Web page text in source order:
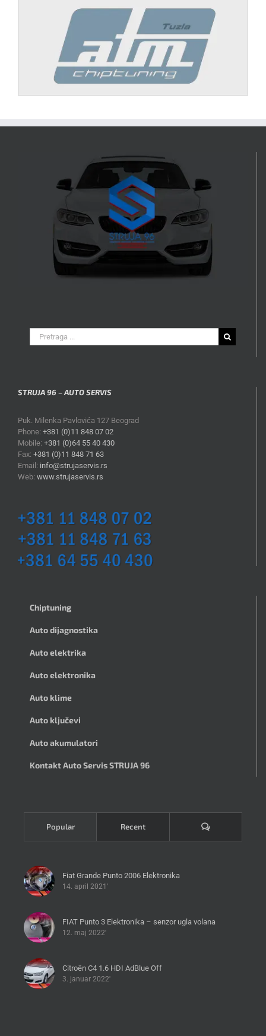
Search
for:
STRUJA 96 – AUTO SERVIS
Puk. Milenka Pavlovića 127 Beograd
Phone: +381 (0)11 848 07 02
Mobile: +381 (0)64 55 40 430
Fax: +381 (0)11 848 71 63
Email: info@strujaservis.rs
Web: www.strujaservis.rs
Chiptuning
Auto dijagnostika
Auto elektrika
Auto elektronika
Auto klime
Auto ključevi
Auto akumulatori
Kontakt Auto Servis STRUJA 96
Popular Recent Komentari
Fiat Grande Punto 2006 Elektronika
14. april 2021'
FIAT Punto 3 Elektronika – senzor ugla volana
12. maj 2022'
Citroën C4 1.6 HDI AdBlue Off
3. januar 2022'